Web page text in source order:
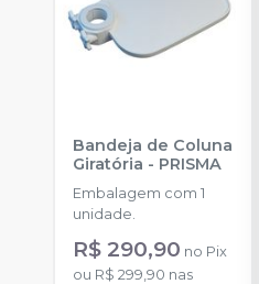
Bandeja de Coluna
Giratória - PRISMA
Embalagem com 1
unidade.
R$ 290,90 no Pix
ou R$ 299,90 nas